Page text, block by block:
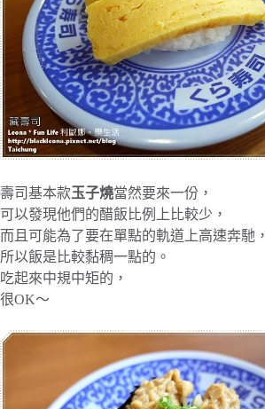
壽司基本款玉子燒當然要來一份，
可以發現他們的醋飯比例上比較少，
而且可能為了要在單點的軌道上高速奔馳，
所以飯是比較黏稠一點的。
吃起來中規中矩的，
很OK～